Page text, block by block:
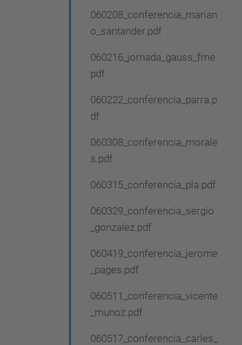
060208_conferencia_marian
o_santander.pdf
060216_jornada_gauss_fme.
pdf
060222_conferencia_parra.p
df
060308_conferencia_morale
s.pdf
060315_conferencia_pla.pdf
060329_conferencia_sergio
_gonzalez.pdf
060419_conferencia_jerome
_pages.pdf
060511_conferencia_vicente
_munoz.pdf
060517_conferencia_carles_